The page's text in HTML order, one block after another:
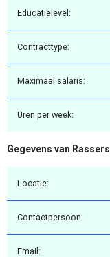
Educatielevel:
Contracttype:
Maximaal salaris:
Uren per week:
Gegevens van Rassers
Locatie:
Contactpersoon:
Email: